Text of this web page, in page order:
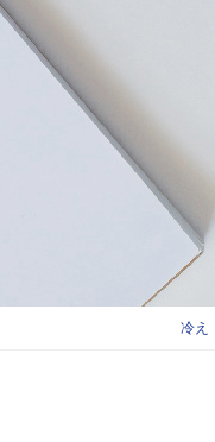
冷え